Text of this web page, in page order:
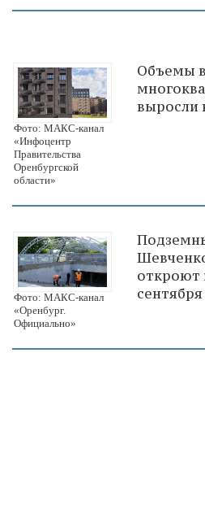
Фото: МАКС-канал
«Инфоцентр
Правительства
Оренбургской
области»
Объемы
выросли
Фото: МАКС-канал
«Оренбург.
Официально»
откроют
сентября